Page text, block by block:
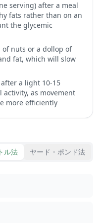
serving) after a meal
fats rather than on an
the glycemic
nuts or a dollop of
fat, which will slow
a light 10-15
activity, as movement
more efficiently
ル法 ヤード・ポンド法